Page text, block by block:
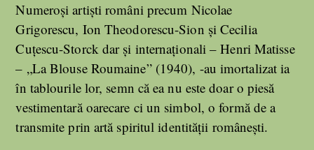
Numeroși artiști români precum Nicolae
Grigorescu, Ion Theodorescu-Sion și Cecilia
Cuțescu-Storck dar și internaționali – Henri Matisse
– „La Blouse Roumaine” (1940), -au imortalizat ia
în tablourile lor, semn că ea nu este doar o piesă
vestimentară oarecare ci un simbol, o formă de a
transmite prin artă spiritul identității românești.